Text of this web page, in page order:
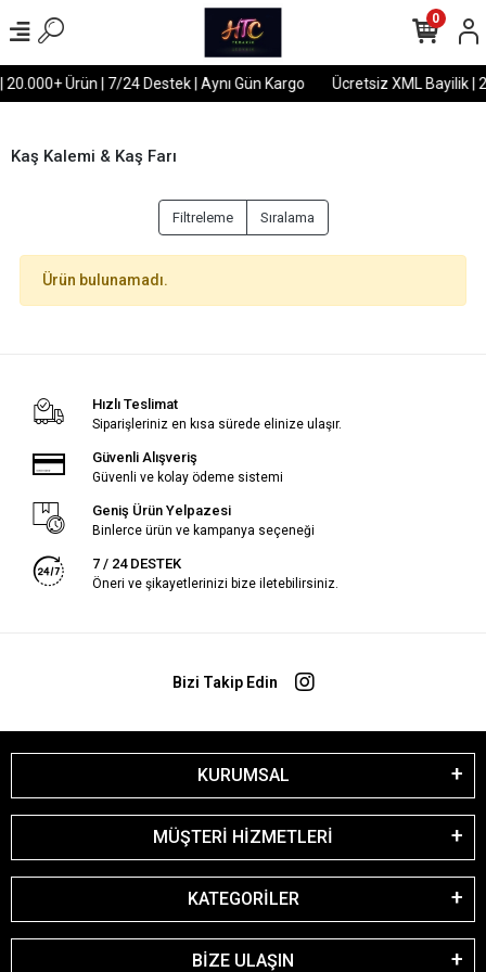
Ürün | 7/24 Destek | Aynı Gün Kargo Ücretsiz XML Bayilik |
0
Kaş Kalemi & Kaş Farı
Filtreleme Sıralama
Ürün bulunamadı.
Hızlı Teslimat
Siparişleriniz en kısa sürede elinize ulaşır.
Güvenli Alışveriş
Güvenli ve kolay ödeme sistemi
Geniş Ürün Yelpazesi
Binlerce ürün ve kampanya seçeneği
7 / 24 DESTEK
Öneri ve şikayetlerinizi bize iletebilirsiniz.
Bizi Takip Edin
KURUMSAL
MÜŞTERİ HİZMETLERİ
KATEGORİLER
BİZE ULAŞIN